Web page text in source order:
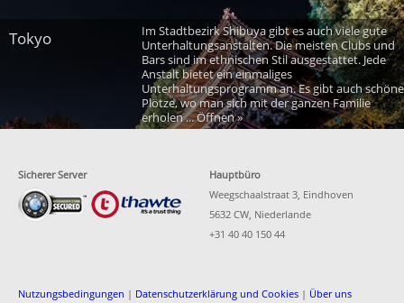
Tokyo
Im Stadtbezirk Shibuya gibt es auch viele gute
Unterhaltungsanstalten. Die meisten Clubs und
Bars sind im ethnischen Stil ausgestattet. Jede
Anstalt bietet ein einmaliges
Unterhaltungsprogramm an. Es gibt auch schöne
Plötze, wo man sich mit der ganzen Familie
erholen ... Öffnen »
Sicherer Server
Hauptbüro
Weegschaalstraat 3, Eindhoven
5632 CW, Niederlande
+31 40 40 150 44
Nutzungsbedingungen | Datenschutzerklärung und Cookies | Über uns